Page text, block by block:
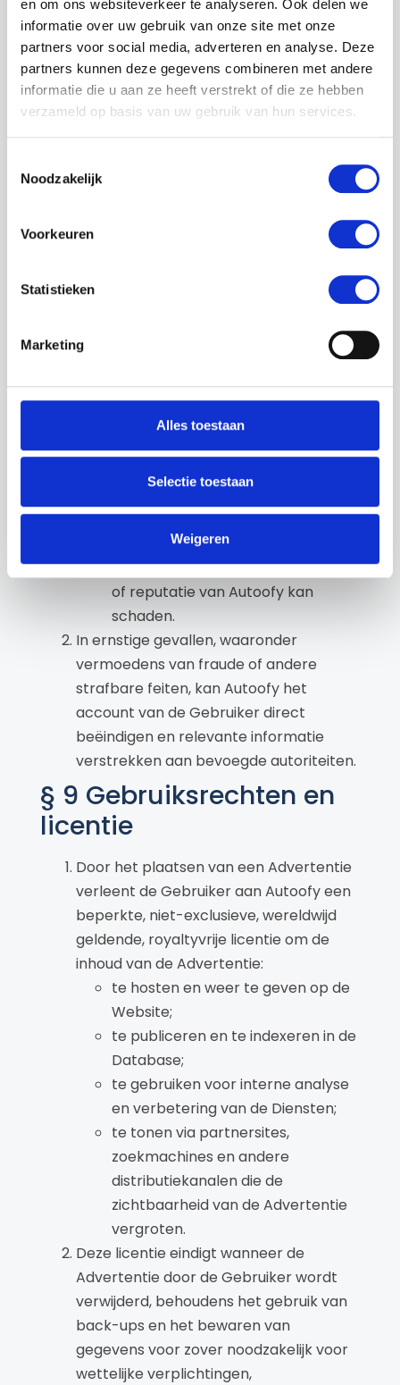
en om ons websiteverkeer te analyseren. Ook delen we
informatie over uw gebruik van onze site met onze
partners voor social media, adverteren en analyse. Deze
partners kunnen deze gegevens combineren met andere
informatie die u aan ze heeft verstrekt of die ze hebben
verzameld op basis van uw gebruik van hun services.
Noodzakelijk
Voorkeuren
Statistieken
Marketing
Alles toestaan
Selectie toestaan
Weigeren
maatregel wordt genomen, stelt
Autoofy de betrokken Gebruiker
hiervan in kennis met een korte uitleg,
tenzij dit in strijd is met wet- of
regelgeving of een onderzoek
De Gebruiker kan bezwaar maken
tegen een maatregel. Autoofy zal dit
bezwaar binnen een redelijke termijn
beoordelen en de beslissing aan de
§ 8 Blokkering en
sancties
bepaalde functionaliteiten tijdelijk of
permanent blokkeren wanneer de
Gebruiker:
deze Voorwaarden overtreedt;
onrechtmatige, misleidende of
schadelijke inhoud plaatst;
handelt op een wijze die de werking
of reputatie van Autoofy kan
schaden.
In ernstige gevallen, waaronder
vermoedens van fraude of andere
strafbare feiten, kan Autoofy het
account van de Gebruiker direct
beëindigen en relevante informatie
verstrekken aan bevoegde autoriteiten.
§ 9 Gebruiksrechten en
licentie
Door het plaatsen van een Advertentie
verleent de Gebruiker aan Autoofy een
beperkte, niet-exclusieve, wereldwijd
geldende, royaltyvrije licentie om de
inhoud van de Advertentie:
te hosten en weer te geven op de
Website;
te publiceren en te indexeren in de
Database;
te gebruiken voor interne analyse
en verbetering van de Diensten;
te tonen via partnersites,
zoekmachines en andere
distributiekanalen die de
zichtbaarheid van de Advertentie
vergroten.
Deze licentie eindigt wanneer de
Advertentie door de Gebruiker wordt
verwijderd, behoudens het gebruik van
back-ups en het bewaren van
gegevens voor zover noodzakelijk voor
wettelijke verplichtingen,